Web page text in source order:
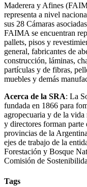
Maderera y Afines
representa a nivel
sus 28 Cámaras
FAIMA se encuentran
pallets, pisos y
general, fabricantes de
construcción, láminas,
partículas y de fibras,
muebles y demás
Acerca de la SRA: La
fundada en 1866 para
agropecuaria y de la vida
y directores forman parte
provincias de la
ejes de trabajo de la
Forestación y Bosque
Comisión de
Tags